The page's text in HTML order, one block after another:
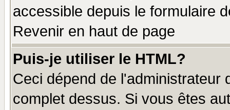
accessible depuis le formulaire
Revenir en haut de page
Puis-je utiliser le HTML?
Ceci dépend de l'administrateur
complet dessus. Si vous êtes